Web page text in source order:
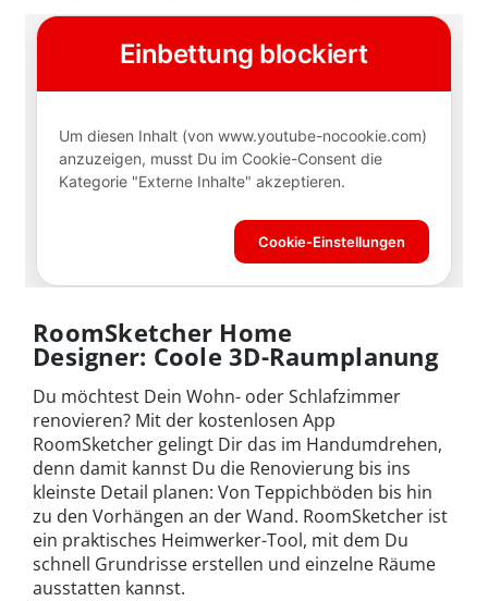
RoomSketcher Home
Designer: Coole 3D-Raumplanung
Du möchtest Dein Wohn- oder Schlafzimmer
renovieren? Mit der kostenlosen App
RoomSketcher gelingt Dir das im Handumdrehen,
denn damit kannst Du die Renovierung bis ins
kleinste Detail planen: Von Teppichböden bis hin
zu den Vorhängen an der Wand. RoomSketcher ist
ein praktisches Heimwerker-Tool, mit dem Du
schnell Grundrisse erstellen und einzelne Räume
ausstatten kannst.